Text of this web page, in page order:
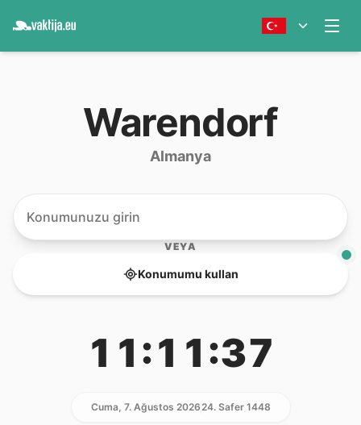
Warendorf
Almanya
VEYA
Konumumu kullan
11:11:37
Cuma, 7. Ağustos 202624. Safer 1448